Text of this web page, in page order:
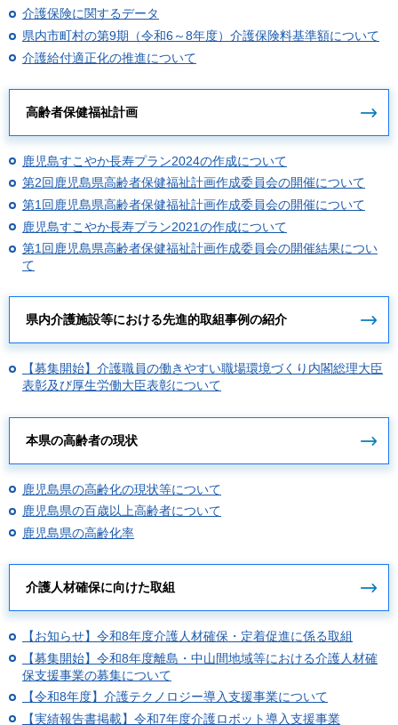
介護保険に関するデータ
県内市町村の第9期（令和6～8年度）介護保険料基準額について
介護給付適正化の推進について
高齢者保健福祉計画
鹿児島すこやか長寿プラン2024の作成について
第2回鹿児島県高齢者保健福祉計画作成委員会の開催について
第1回鹿児島県高齢者保健福祉計画作成委員会の開催について
鹿児島すこやか長寿プラン2021の作成について
第1回鹿児島県高齢者保健福祉計画作成委員会の開催結果につい
て
県内介護施設等における先進的取組事例の紹介
【募集開始】介護職員の働きやすい職場環境づくり内閣総理大臣
表彰及び厚生労働大臣表彰について
本県の高齢者の現状
鹿児島県の高齢化の現状等について
鹿児島県の百歳以上高齢者について
鹿児島県の高齢化率
介護人材確保に向けた取組
【お知らせ】令和8年度介護人材確保・定着促進に係る取組
【募集開始】令和8年度離島・中山間地域等における介護人材確
保支援事業の募集について
【令和8年度】介護テクノロジー導入支援事業について
【実績報告書掲載】令和7年度介護ロボット導入支援事業